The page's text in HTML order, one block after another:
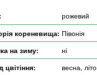
рожевий
кореневища: Півонія
на зиму:
ні
цвітіння:
весна, літо